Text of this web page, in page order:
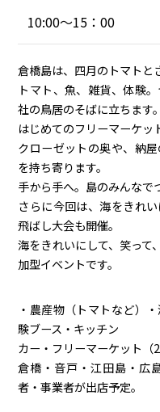
10:00～15：00
倉橋島は、四月のトマトと
トマト、魚、雑貨、体験
社の鳥居のそばに立ちます。
はじめてのフリーマーケッ
クローゼットの奥や、納
を持ち寄ります。
手から手へ。島のみんなで
さらに今回は、海をきれ
飛ばし大会も開催。
海をきれいにして、笑って
加型イベントです。
・農産物（トマトなど）
験ブース・キッチン
カー・フリーマーケット（
倉橋・音戸・江田島・広
者・事業者が出店予定。